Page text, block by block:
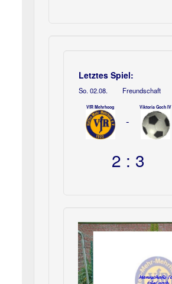
Letztes Spiel:
So. 02.08. Freundschaft
VfR Mehrhoog
-
Viktoria Goch IV
2 : 3